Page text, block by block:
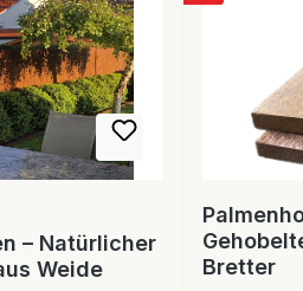
– Natürlicher
Weide
Bretter